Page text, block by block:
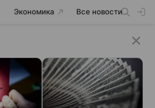
Экономика Все новости